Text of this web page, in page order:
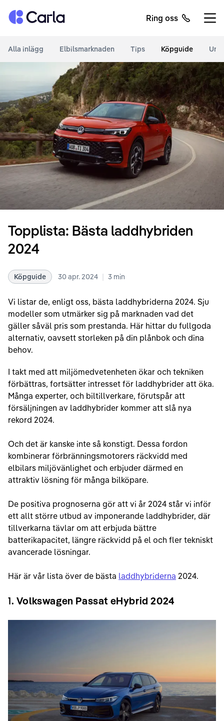
Tillbaka till startsidan Ring oss
Alla inlägg Elbilsmarknaden Tips Köpguide
Topplista: Bästa laddhybriden
2024
Köpguide 30 apr. 2024 | 3 min
Vi listar de, enligt oss, bästa laddhybriderna 2024. Sju
modeller som utmärker sig på marknaden vad det
gäller såväl pris som prestanda. Här hittar du fullgoda
alternativ, oavsett storleken på din plånbok och dina
behov.
I takt med att miljömedvetenheten ökar och tekniken
förbättras, fortsätter intresset för laddhybrider att öka.
Många experter, och biltillverkare, förutspår att
försäljningen av laddhybrider kommer att slå nya
rekord 2024.
Och det är kanske inte så konstigt. Dessa fordon
kombinerar förbränningsmotorers räckvidd med
elbilars miljövänlighet och erbjuder därmed en
attraktiv lösning för många bilköpare.
De positiva prognoserna gör att vi år 2024 står vi inför
ett allt större utbud av imponerande laddhybrider, där
tillverkarna tävlar om att erbjuda bättre
batterikapacitet, längre räckvidd på el och fler tekniskt
avancerade lösningar.
Här är vår lista över de bästa laddhybriderna 2024.
1. Volkswagen Passat eHybrid 2024